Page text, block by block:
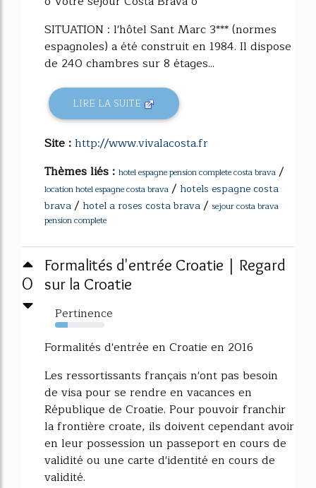
SITUATION : l'hôtel Sant Marc 3*** (normes
espagnoles) a été construit en 1984. Il dispose
de 240 chambres sur 8 étages...
LIRE LA SUITE
Site :http://www.vivalacosta.fr
Thèmes liés : hotel espagne pension complete costa brava /
location hotel espagne costa brava / hotels espagne costa
brava/ hotel a roses costa brava/ sejour costa brava
pension complete
0
Formalités d'entrée Croatie | Regard
sur la Croatie
Pertinence
26%
Formalités d'entrée en Croatie en 2016
Les ressortissants français n'ont pas besoin
de visa pour se rendre en vacances en
République de Croatie. Pour pouvoir franchir
la frontière croate, ils doivent cependant avoir
en leur possession un passeport en cours de
validité ou une carte d'identité en cours de
validité.